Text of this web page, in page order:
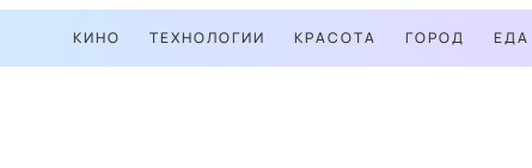
КИНО ТЕХНОЛОГИИ КРАСОТА ГОРОД ЕДА